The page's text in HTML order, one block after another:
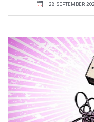
28 SEPTEMBER